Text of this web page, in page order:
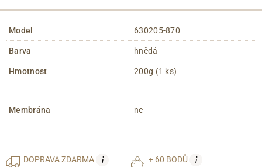
Model 630205-870
Barva hnědá
Hmotnost 200g (1 ks)
Membrána ne
DOPRAVAZDARMA i + 60 BODŮ i